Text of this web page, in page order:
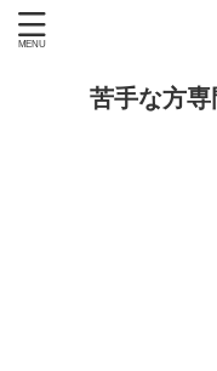
苦手な方